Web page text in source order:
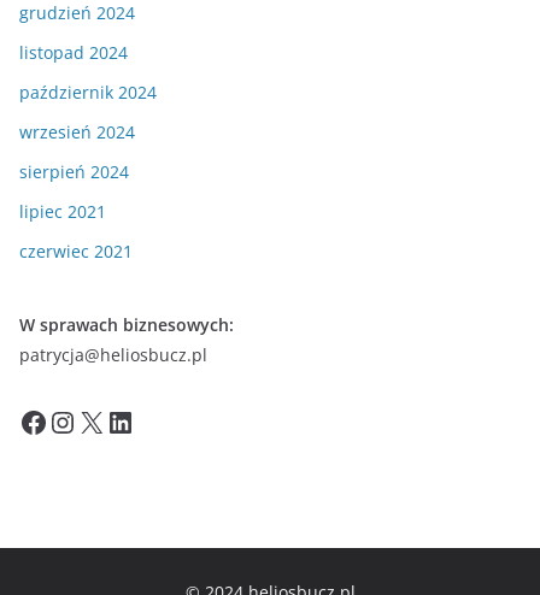
grudzień 2024
listopad 2024
październik 2024
wrzesień 2024
sierpień 2024
lipiec 2021
czerwiec 2021
W sprawach biznesowych:
patrycja@heliosbucz.pl
Facebook InstagramX LinkedIn